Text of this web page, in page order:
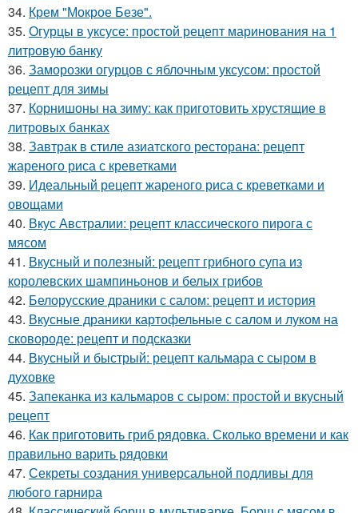
34. Крем "Мокрое Безе".
35. Огурцы в уксусе: простой рецепт маринования на 1
литровую банку
36. Заморозки огурцов с яблочным уксусом: простой
рецепт для зимы
37. Корнишоны на зиму: как приготовить хрустящие в
литровых банках
38. Завтрак в стиле азиатского ресторана: рецепт
жареного риса с креветками
39. Идеальный рецепт жареного риса с креветками и
овощами
40. Вкус Австралии: рецепт классического пирога с
мясом
41. Вкусный и полезный: рецепт грибного супа из
королевских шампиньонов и белых грибов
42. Белорусские драники с салом: рецепт и история
43. Вкусные драники картофельные с салом и луком на
сковороде: рецепт и подсказки
44. Вкусный и быстрый: рецепт кальмара с сыром в
духовке
45. Запеканка из кальмаров с сыром: простой и вкусный
рецепт
46. Как приготовить гриб рядовка. Сколько времени и как
правильно варить рядовки
47. Секреты создания универсальной подливы для
любого гарнира